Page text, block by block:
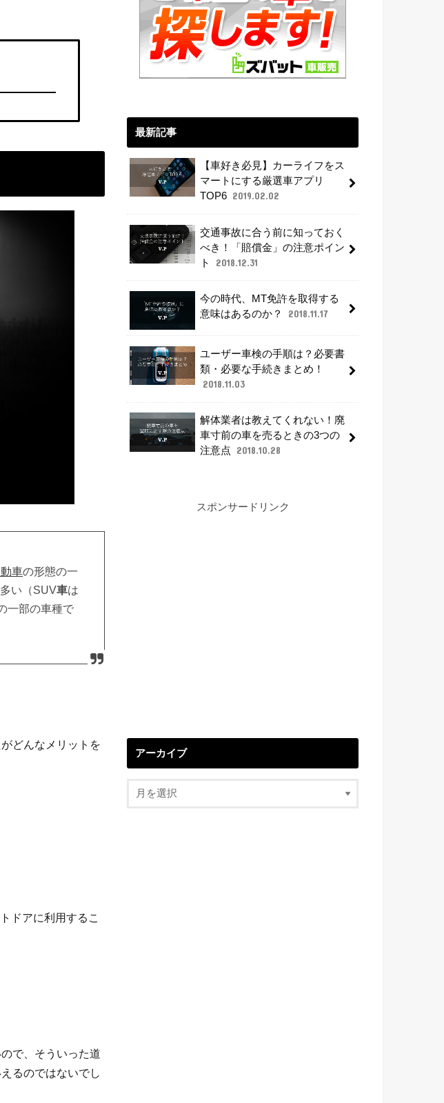
車の形態の一
い（SUV車は
一部の車種で
どんなメリットを
ドアに利用するこ
で、そういった道
るのではないでし
最新記事
【車好き必見】カーライフをス
マートにする厳選車アプリ
TOP6 2019.02.02
交通事故に合う前に知っておく
べき！「賠償金」の注意ポイン
ト
2018.12.31
今の時代、MT免許を取得する
意味はあるのか？
2018.11.17
ユーザー車検の手順は？必要書
類・必要な手続きまとめ！
2018.11.03
解体業者は教えてくれない！廃
車寸前の車を売るときの3つの
注意点
2018.10.28
スポンサードリンク
アーカイブ